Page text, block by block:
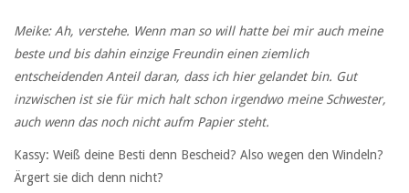
Meike: Ah, verstehe. Wenn man so will hatte bei mir auch meine
beste und bis dahin einzige Freundin einen ziemlich
entscheidenden Anteil daran, dass ich hier gelandet bin. Gut
inzwischen ist sie für mich halt schon irgendwo meine Schwester,
auch wenn das noch nicht aufm Papier steht.
Kassy: Weiß deine Besti denn Bescheid? Also wegen den Windeln?
Ärgert sie dich denn nicht?